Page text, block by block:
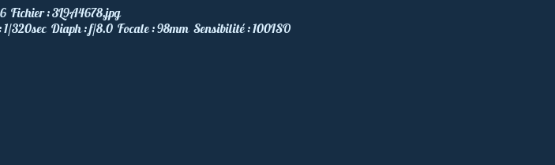
Fichier :3L9A4678.jpg
1/320sec Diaph :f/8.0 Focale :98mm Sensibilité :100ISO